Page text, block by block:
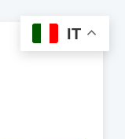
IT